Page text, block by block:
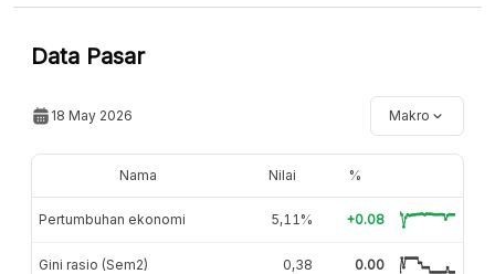
Data Pasar
18 May 2026 Makro
Nama Nilai %
Pertumbuhan ekonomi 5,11% +0.08
Gini rasio (Sem2) 0,38 0.00